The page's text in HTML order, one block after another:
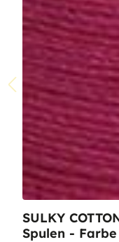
SULKY
Spulen - Farbe